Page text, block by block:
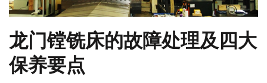
龙门镗铣床的故障处理及四大
保养要点